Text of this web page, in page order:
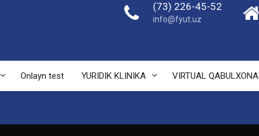
(73) 226-45-52
info@fyut.uz
Onlayn test YURIDIK KLINIKA VIRTUAL QABULXONA